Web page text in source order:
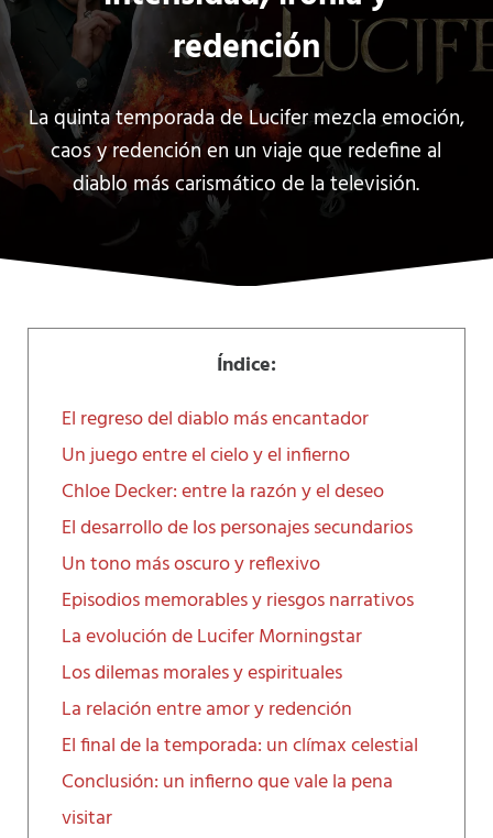
redención
La quinta temporada de Lucifer mezcla emoción,
caos y redención en un viaje que redefine al
diablo más carismático de la televisión.
Índice:
El regreso del diablo más encantador
Un juego entre el cielo y el infierno
Chloe Decker: entre la razón y el deseo
El desarrollo de los personajes secundarios
Un tono más oscuro y reflexivo
Episodios memorables y riesgos narrativos
La evolución de Lucifer Morningstar
Los dilemas morales y espirituales
La relación entre amor y redención
El final de la temporada: un clímax celestial
Conclusión: un infierno que vale la pena
visitar